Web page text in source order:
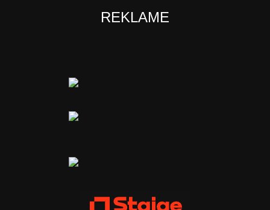
REKLAME